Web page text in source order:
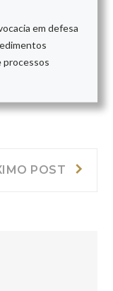
em defesa
processos
POST